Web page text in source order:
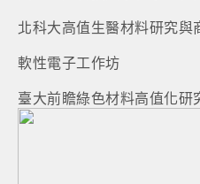
北科大高值生醫材料研究與
軟性電子工作坊
臺大前瞻綠色材料高值化研